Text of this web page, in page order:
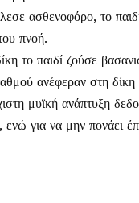
ασθενοφόρο, το
πνοή.
το παιδί ζούσε
ανέφεραν στη δίκη
μυϊκή ανάπτυξη
ενώ για να μην πονάει